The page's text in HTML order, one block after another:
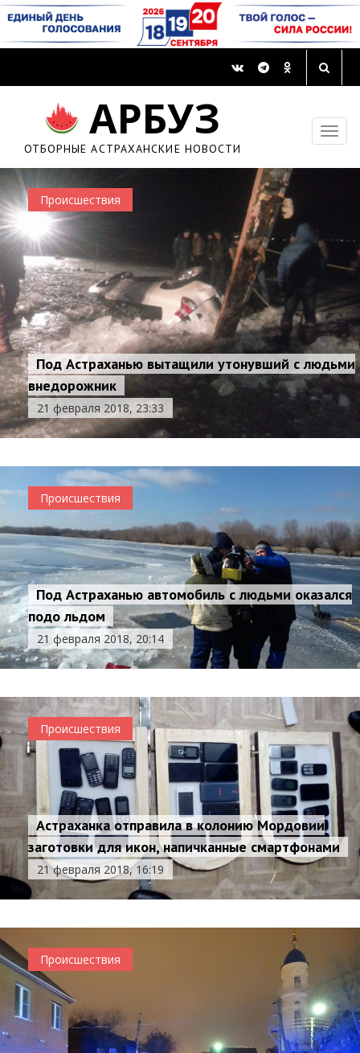
АРБУЗ
ОТБОРНЫЕ АСТРАХАНСКИЕ НОВОСТИ
Происшествия
Под Астраханью вытащили утонувший с людьми
внедорожник
21 февраля 2018, 23:33
Происшествия
Под Астраханью автомобиль с людьми оказался
подо льдом
21 февраля 2018, 20:14
Происшествия
Астраханка отправила в колонию Мордовии
заготовки для икон, напичканные смартфонами
21 февраля 2018, 16:19
Происшествия